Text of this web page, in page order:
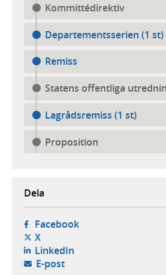
Kommittédirektiv
Departementsserien (1 st)
Remiss
Statens offentliga
Lagrådsremiss (1 st)
Proposition
Dela
Facebook- öppnas i ny flik,
X- öppnas i ny flik, extern
LinkedIn- öppnas i ny flik,
E-post- öppnar din e-